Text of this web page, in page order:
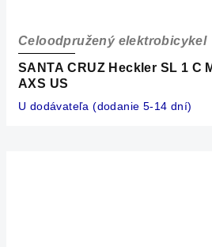
SANTA CRUZ Heckler SL 1 C
AXS US
Celoodpružený elektrobicykel
U dodávateľa (dodanie 5-14 dní)